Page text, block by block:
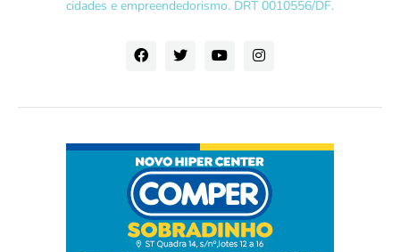
cidades e empreendedorismo. DRT 0010556/DF.